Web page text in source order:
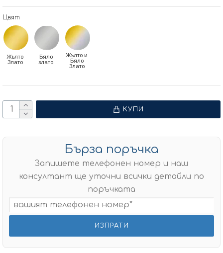
Цвят
Жълто
Злато
Бяло
злато
Жълто и
Бяло
Злато
КУПИ
Бърза поръчка
Запишете телефонен номер и наш
консултант ще уточни всички детайли по
поръчката